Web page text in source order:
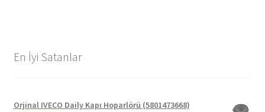
En İyi Satanlar
Orjinal IVECO Daily Kapı Hoparlörü (5801473668)